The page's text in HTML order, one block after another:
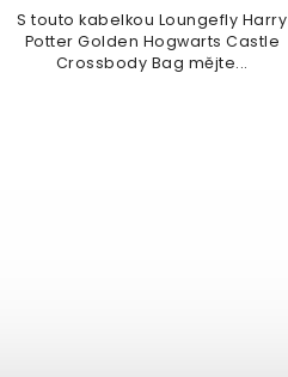
S touto kabelkou Loungefly Harry
Potter Golden Hogwarts Castle
Crossbody Bag mějte...